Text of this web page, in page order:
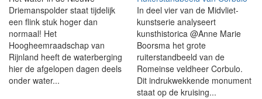
Driemanspolder staat tijdelijk
een flink stuk hoger dan
normaal! Het
Hoogheemraadschap van
Rijnland heeft de waterberging
hier de afgelopen dagen deels
onder water...
In deel vier van de Midvliet-
kunstserie analyseert
kunsthistorica @Anne Marie
Boorsma het grote
ruiterstandbeeld van de
Romeinse veldheer Corbulo.
Dit indrukwekkende monument
staat op de kruising...